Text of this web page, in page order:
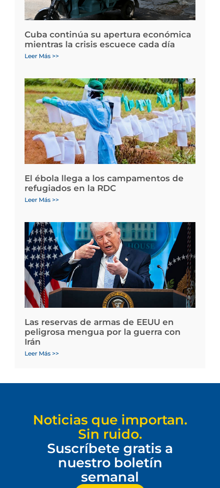
Cuba continúa su apertura económica
mientras la crisis escuece cada día
Leer Más >>
El ébola llega a los campamentos de
refugiados en la RDC
Leer Más >>
Las reservas de armas de EEUU en
peligrosa mengua por la guerra con
Irán
Leer Más >>
Noticias que importan.
Sin ruido.
Suscríbete gratis a
nuestro boletín
semanal